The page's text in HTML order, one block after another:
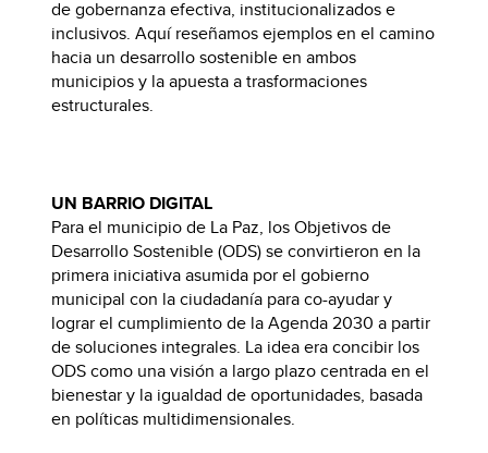
de gobernanza efectiva, institucionalizados e
inclusivos. Aquí reseñamos ejemplos en el camino
hacia un desarrollo sostenible en ambos
municipios y la apuesta a trasformaciones
estructurales.
UN BARRIO DIGITAL
Para el municipio de La Paz, los Objetivos de
Desarrollo Sostenible (ODS) se convirtieron en la
primera iniciativa asumida por el gobierno
municipal con la ciudadanía para co-ayudar y
lograr el cumplimiento de la Agenda 2030 a partir
de soluciones integrales. La idea era concibir los
ODS como una visión a largo plazo centrada en el
bienestar y la igualdad de oportunidades, basada
en políticas multidimensionales.